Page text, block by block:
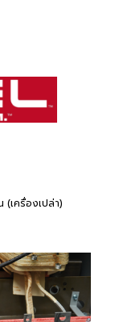
เครื่องเปล่า)